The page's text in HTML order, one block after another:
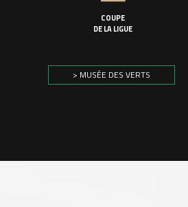
COUPE
DE LA LIGUE
> MUSÉE DES VERTS